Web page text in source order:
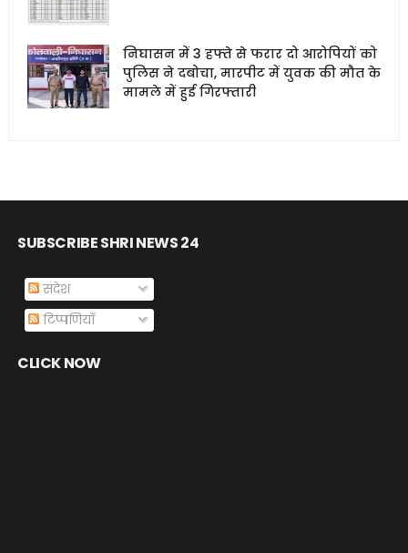
निघासन में 3 हफ्ते से फरार दो आरोपियों को
पुलिस ने दबोचा, मारपीट में युवक की मौत के
मामले में हुई गिरफ्तारी
SUBSCRIBE SHRI NEWS 24
संदेश
टिप्पणियाँ
CLICK NOW